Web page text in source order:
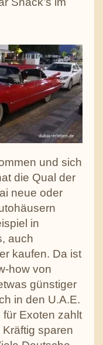
und sich
die Qual der
neue oder
in
auch
kaufen. Da ist
how von
günstiger
in den U.A.E.
Exoten zahlt
sparen